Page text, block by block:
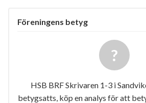
Föreningens betyg
HSB BRF Skrivaren 1-3 i
betygsatts, köp en analys för att